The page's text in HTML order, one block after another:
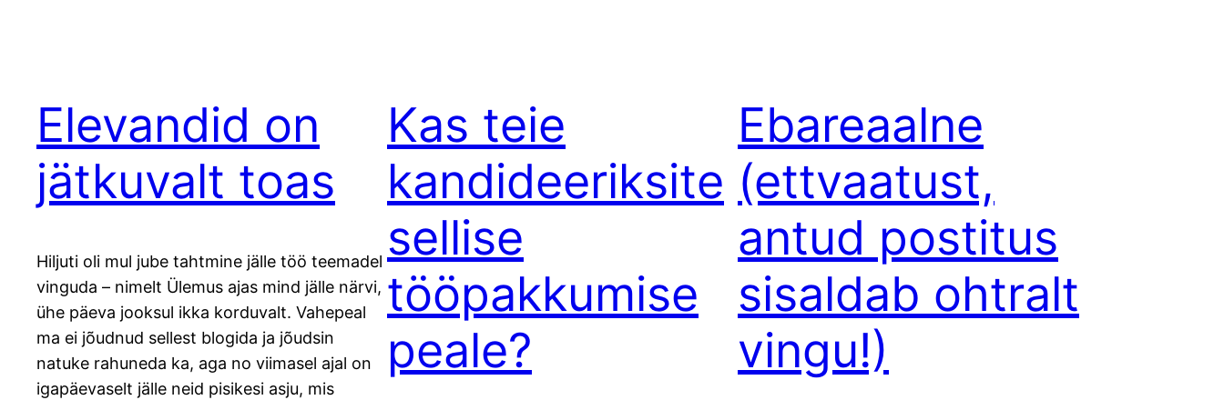
Elevandid on
jätkuvalt toas
Hiljuti oli mul jube tahtmine jälle töö teemadel
vinguda – nimelt Ülemus ajas mind jälle närvi,
ühe päeva jooksul ikka korduvalt. Vahepeal
ma ei jõudnud sellest blogida ja jõudsin
natuke rahuneda ka, aga no viimasel ajal on
igapäevaselt jälle neid pisikesi asju, mis
Kas teie
kandideeriksite
sellise
tööpakkumise
peale?
Ebareaalne
(ettvaatust,
antud postitus
sisaldab ohtralt
vingu!)